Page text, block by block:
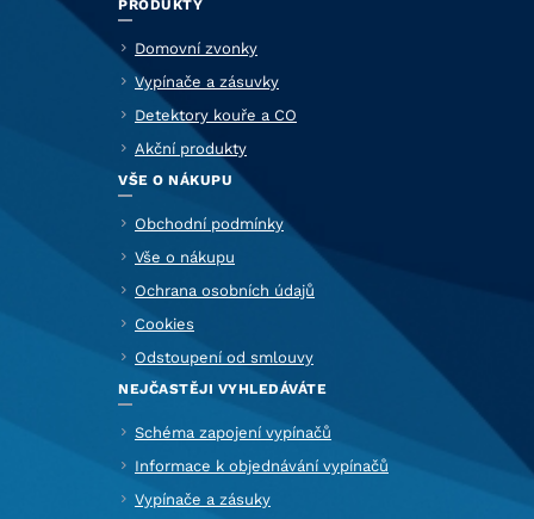
PRODUKTY
Domovní zvonky
Vypínače a zásuvky
Detektory kouře a CO
Akční produkty
VŠE O NÁKUPU
Obchodní podmínky
Vše o nákupu
Ochrana osobních údajů
Cookies
Odstoupení od smlouvy
NEJČASTĚJI VYHLEDÁVÁTE
Schéma zapojení vypínačů
Informace k objednávání vypínačů
Vypínače a zásuky